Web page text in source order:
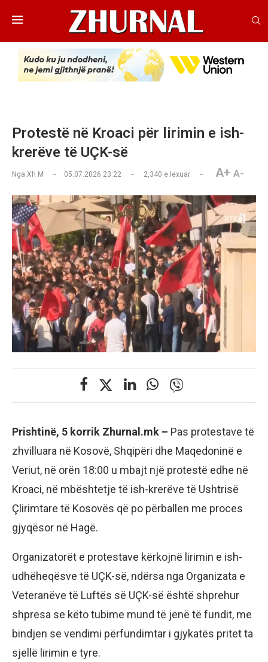
Protestë në Kroaci për lirimin e ish-
krerëve të UÇK-së
Nga Xh M 05.07.2026 23:22 2,340 e lexuar A+ A-
Prishtinë, 5 korrik Zhurnal.mk – Pas protestave të
zhvilluara në Kosovë, Shqipëri dhe Maqedoninë e
Veriut, në orën 18:00 u mbajt një protestë edhe në
Kroaci, në mbështetje të ish-krerëve të Ushtrisë
Çlirimtare të Kosovës që po përballen me proces
gjyqësor në Hagë.
Organizatorët e protestave kërkojnë lirimin e ish-
udhëheqësve të UÇK-së, ndërsa nga Organizata e
Veteranëve të Luftës së UÇK-së është shprehur
shpresa se këto tubime mund të jenë të fundit, me
bindjen se vendimi përfundimtar i gjykatës pritet ta
sjellë lirimin e tyre.